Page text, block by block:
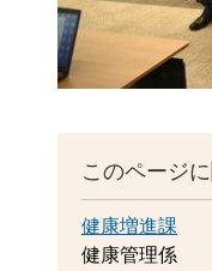
このページ
健康増進課
健康管理係